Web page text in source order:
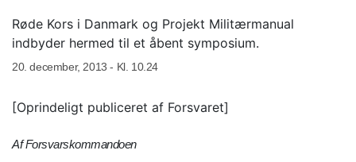
Røde Kors i Danmark og Projekt Militærmanual
indbyder hermed til et åbent symposium.
20. december, 2013 - Kl. 10.24
[Oprindeligt publiceret af Forsvaret]
Af Forsvarskommandoen